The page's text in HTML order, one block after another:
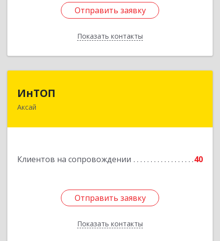
Отправить заявку
Показать контакты
Отправить заявку
Назад
ИнТОП
Аксай
Клиентов на сопровождении 40
Отправить заявку
Показать контакты
344000, Ростов-на-Дону г, Буденновский пр-кт,
Отправить заявку
Назад